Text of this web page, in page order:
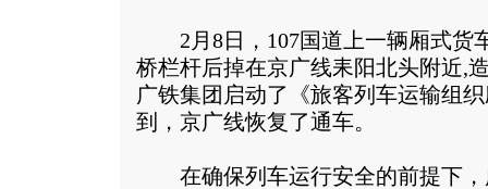
2月8日，107国道上一辆厢式货
桥栏杆后掉在京广线耒阳北头附近,
广铁集团启动了《旅客列车运输组
到，京广线恢复了通车。
在确保列车运行安全的前提下，